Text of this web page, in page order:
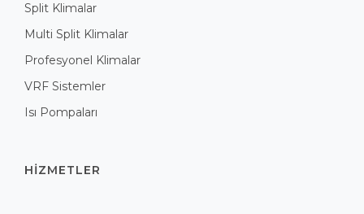
Split Klimalar
Multi Split Klimalar
Profesyonel Klimalar
VRF Sistemler
Isı Pompaları
HIZMETLER